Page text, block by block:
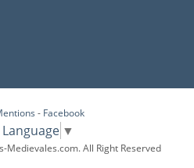
- Facebook
▼
Medievales.com. All Right Reserved